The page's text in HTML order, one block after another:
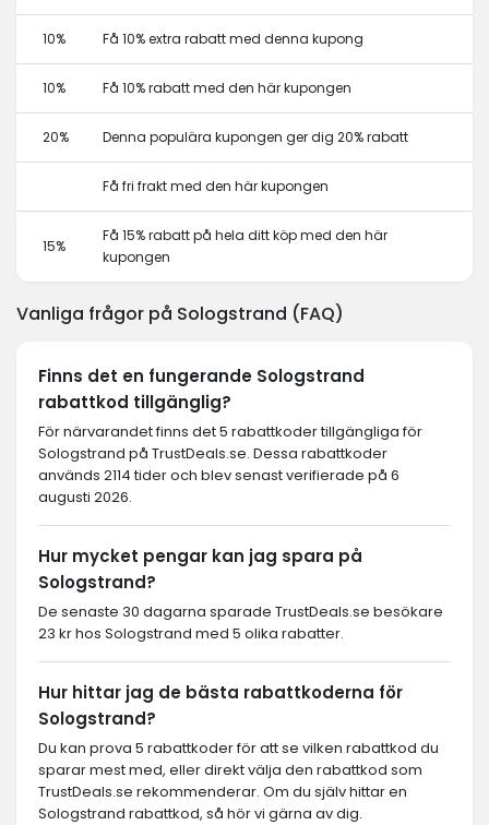
10% Få 10% extra rabatt med denna kupong
10% Få 10% rabatt med den här kupongen
20% Denna populära kupongen ger dig 20% rabatt
Få fri frakt med den här kupongen
15%
Få 15% rabatt på hela ditt köp med den här
kupongen
Vanliga frågor på Sologstrand (FAQ)
Finns det en fungerande Sologstrand
rabattkod tillgänglig?
För närvarandet finns det 5 rabattkoder tillgängliga för
Sologstrand på TrustDeals.se. Dessa rabattkoder
används 2114 tider och blev senast verifierade på 6
augusti 2026.
Hur mycket pengar kan jag spara på
Sologstrand?
De senaste 30 dagarna sparade TrustDeals.se besökare
23 kr hos Sologstrand med 5 olika rabatter.
Hur hittar jag de bästa rabattkoderna för
Sologstrand?
Du kan prova 5 rabattkoder för att se vilken rabattkod du
sparar mest med, eller direkt välja den rabattkod som
TrustDeals.se rekommenderar. Om du själv hittar en
Sologstrand rabattkod, så hör vi gärna av dig.